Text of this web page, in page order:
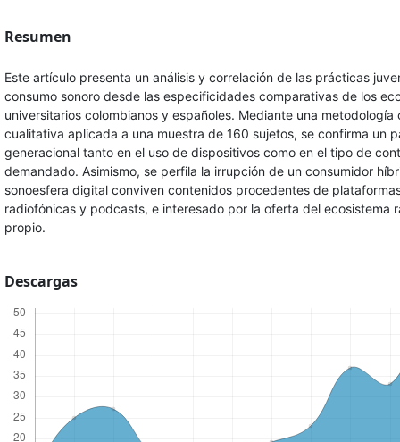
Resumen
Este artículo presenta un análisis y correlación de las prácticas
consumo sonoro desde las especificidades comparativas de los
universitarios colombianos y españoles. Mediante una
cualitativa aplicada a una muestra de 160 sujetos, se confirma un
generacional tanto en el uso de dispositivos como en el tipo de
demandado. Asimismo, se perfila la irrupción de un consumidor
sonoesfera digital conviven contenidos procedentes de
radiofónicas y podcasts, e interesado por la oferta del ecosistema
propio.
Descargas